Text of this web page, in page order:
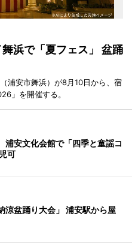
浜で「夏フェス」 盆踊
浦安市舞浜）が8月10日から、宿
」を開催する。
浦安文化会館で「四季と童謡コ
可
涼盆踊り大会」 浦安駅から屋